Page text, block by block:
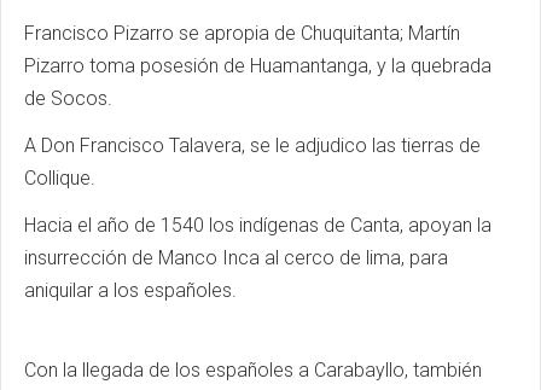
Francisco Pizarro se apropia de Chuquitanta; Martín
Pizarro toma posesión de Huamantanga, y la quebrada
de Socos.
A Don Francisco Talavera, se le adjudico las tierras de
Collique.
Hacia el año de 1540 los indígenas de Canta, apoyan la
insurrección de Manco Inca al cerco de lima, para
aniquilar a los españoles.
Con la llegada de los españoles a Carabayllo, también